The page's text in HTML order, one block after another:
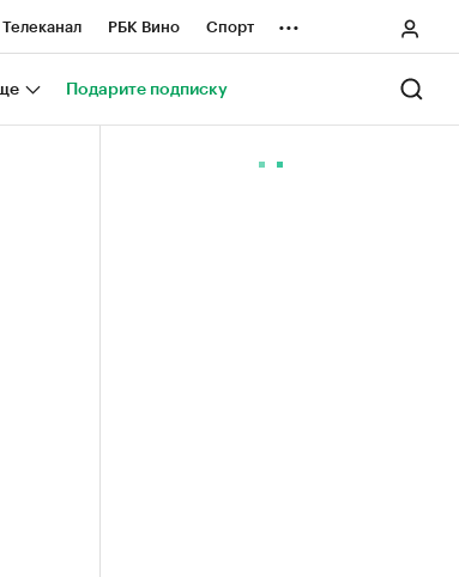
Телеканал РБК Вино Спорт
Город
...
Подарите подписку